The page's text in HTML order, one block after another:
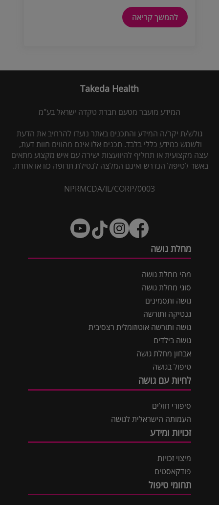
להמשך קריאה
Takeda Health
המידע מועבר מטעם חברת טקדה ישראל בע"מ
גולש/ת יקר/ה המידע והתכנים באתר נועדו להרחיב את הדעת
ולשמש כמידע כללי בלבד. תכנים אלו אינם מהווים חוות דעת,
עצה מקצועית או תחליף להיוועצות ישירה עם איש מקצוע מתאים
באשר לטיפול הנדרש ואינם המלצה לנטילת תרופה כזו או אחרת.
NPRMCDA/IL/CORP/0003
מחלת גושה
מהי מחלת גושה
סוגי מחלת גושה
גושה ותסמינים
גנטיקה ותורשה
גושה ותורשה אוטוזומלית רצסיבית
גושה בילדים
אבחון מחלת גושה
טיפול בגושה
לחיות עם גושה
סיפורי חולים
העמותה הישראלית לגושה
זכויות ומידע
מיצוי זכויות
פודקאסטים
תחומי טיפול